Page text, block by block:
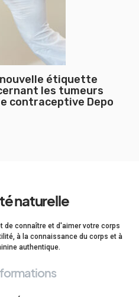
nouvelle étiquette
les tumeurs
contraceptive Depo
naturelle
de connaître et d'aimer votre corps
à la connaissance du corps et à
authentique.